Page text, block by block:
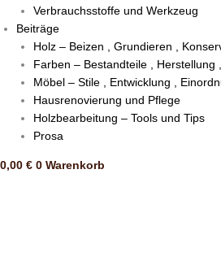
Verbrauchsstoffe und Werkzeug
Beiträge
Holz – Beizen , Grundieren ,
Farben – Bestandteile , Herstellung
Möbel – Stile , Entwicklung ,
Hausrenovierung und Pflege
Holzbearbeitung – Tools und Tips
Prosa
0,00 € 0 Warenkorb